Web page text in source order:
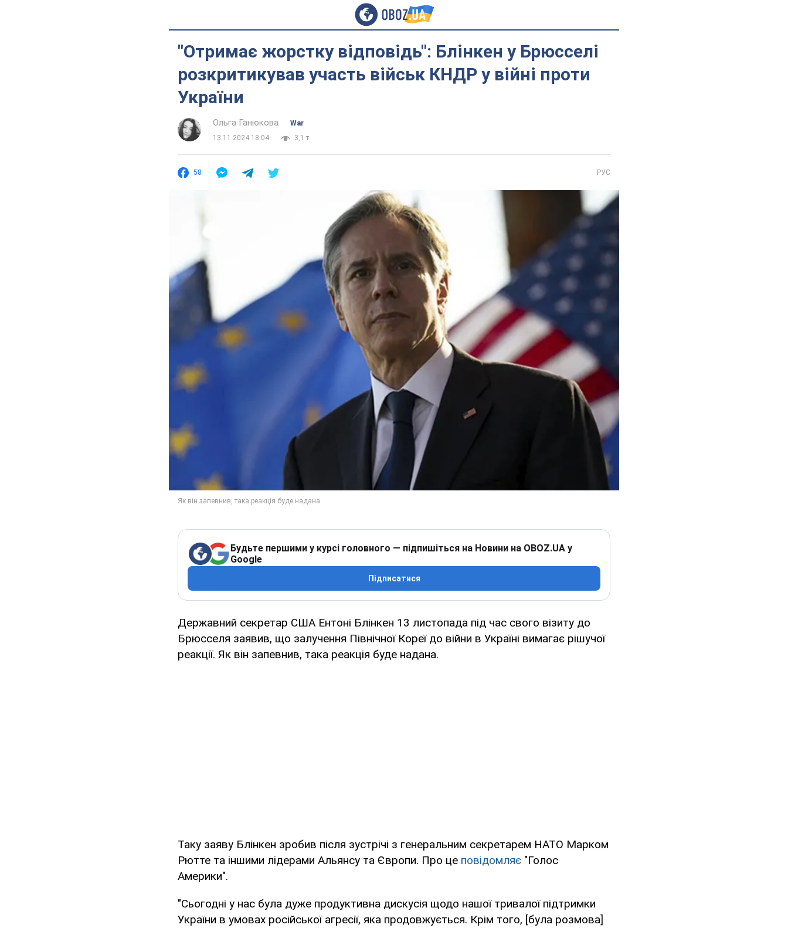
"Отримає жорстку відповідь": Блінкен у Брюсселі
розкритикував участь військ КНДР у війні проти
України
Ольга Ганюкова
War
13.11.2024 18:04
3,1 т.
58 РУС
Будьте першими у курсі головного — підпишіться на Новини на OBOZ.UA у
Google
Підписатися
Державний секретар США Ентоні Блінкен 13 листопада під час свого візиту до
Брюсселя заявив, що залучення Північної Кореї до війни в Україні вимагає рішучої
реакції. Як він запевнив, така реакція буде надана.
Таку заяву Блінкен зробив після зустрічі з генеральним секретарем НАТО Марком
Рютте та іншими лідерами Альянсу та Європи. Про це повідомляє "Голос
Америки".
"Сьогодні у нас була дуже продуктивна дискусія щодо нашої тривалої підтримки
України в умовах російської агресії, яка продовжується. Крім того, [була розмова]